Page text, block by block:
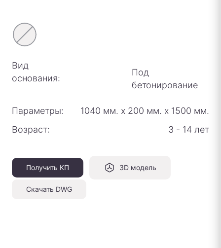
Вид
основания:
Под
бетонирование
Параметры: 1040 мм. х 200 мм. х 1500 мм.
Возраст:
3 - 14 лет
Получить КП 3D модель
Скачать DWG